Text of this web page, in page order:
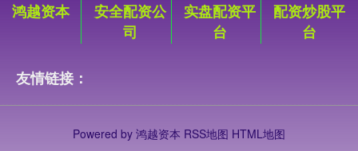
鸿越资本
安全配资公
司
实盘配资平
台
配资炒股平
台
友情链接：
Powered by 鸿越资本 RSS地图 HTML地图